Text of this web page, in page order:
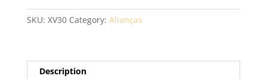
SKU: XV30 Category: Alianças
Description